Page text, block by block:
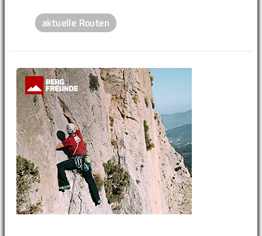
aktuelle Routen